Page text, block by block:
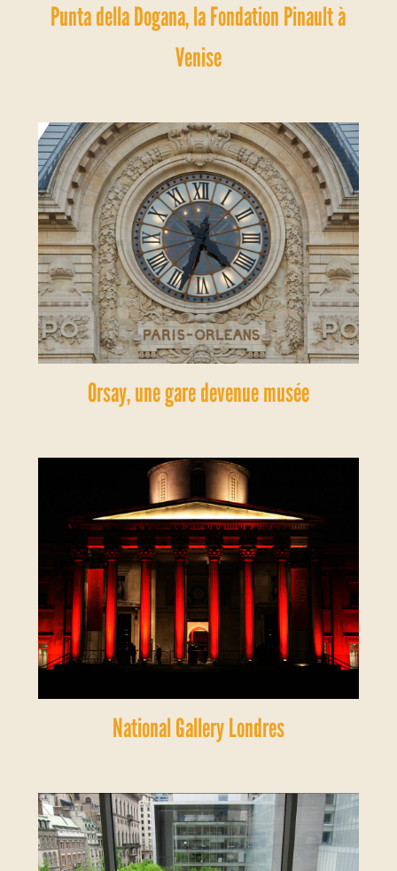
Punta della Dogana, la Fondation Pinault à
Venise
Orsay, une gare devenue musée
National Gallery Londres